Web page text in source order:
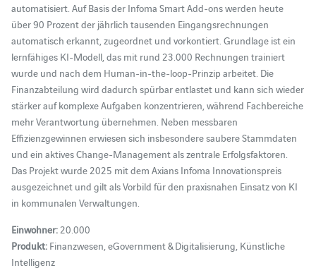
automatisiert. Auf Basis der Infoma Smart Add-ons werden heute
über 90 Prozent der jährlich tausenden Eingangsrechnungen
automatisch erkannt, zugeordnet und vorkontiert. Grundlage ist ein
lernfähiges KI-Modell, das mit rund 23.000 Rechnungen trainiert
wurde und nach dem Human-in-the-loop-Prinzip arbeitet. Die
Finanzabteilung wird dadurch spürbar entlastet und kann sich wieder
stärker auf komplexe Aufgaben konzentrieren, während Fachbereiche
mehr Verantwortung übernehmen. Neben messbaren
Effizienzgewinnen erwiesen sich insbesondere saubere Stammdaten
und ein aktives Change-Management als zentrale Erfolgsfaktoren.
Das Projekt wurde 2025 mit dem Axians Infoma Innovationspreis
ausgezeichnet und gilt als Vorbild für den praxisnahen Einsatz von KI
in kommunalen Verwaltungen.
Einwohner:20.000
Produkt:Finanzwesen, eGovernment & Digitalisierung, Künstliche
Intelligenz